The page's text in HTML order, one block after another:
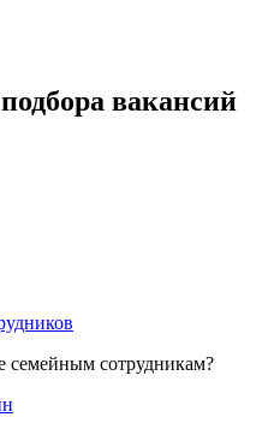
вакансий
семейным сотрудникам?